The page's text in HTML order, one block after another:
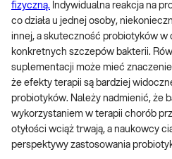
fizyczną. Indywidualna reakcja na
co działa u jednej osoby,
innej, a skuteczność probiotyków w
konkretnych szczepów bakterii.
suplementacji może mieć
że efekty terapii są bardziej
probiotyków. Należy nadmienić, że
wykorzystaniem w terapii chorób
otyłości wciąż trwają, a naukowcy
perspektywy zastosowania